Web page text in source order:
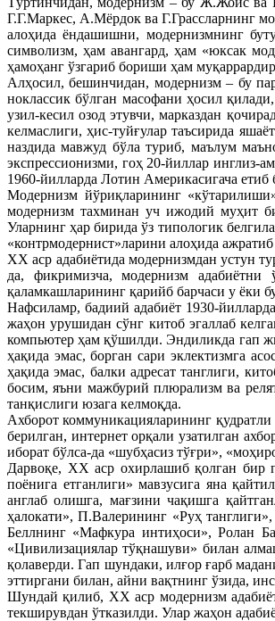
Г.Г.Маркес, А.Мёрдок ва Г.Грассларнинг
алоҳида ёндашишни, модернизмнинг
символизм, ҳам авангард, ҳам «юксак
ҳамоҳанг ўзгариб бориши ҳам
Алҳосил, бешинчидан, модернизм – бу
ноклассик бўлган масофани ҳосил
узил-кесил озод этувчи, марказдан
келмаслиги, ҳис-туйғулар таъсирида
наздида мавжуд бўла туриб, маълум
экспрессионизми, гоҳ 20-йиллар инглиз-
1960-йилларда Лотин Америкасигача
Модернизм йўриқларининг
модернизм тахминан уч ижодий муҳит
Уларнинг ҳар бирида ўз типологик
«контрмодернист»ларини алоҳида
XX аср адабиётида модернизмдан устун
да, фикримизча, модернизм
қаламкашларининг қарийб барчаси у ёки
Нафсиламр, бадиий адабиёт 1930-
жаҳон урушидан сўнг китоб эгаллаб
компьютер ҳам қўшилди. Эндиликда гап
ҳақида эмас, борган сари эклектизмга
ҳақида эмас, балки адресат танглиги,
босим, яъни мажбурий плюрализм ва
танқислиги юзага келмоқда.
Ахборот коммуникацияларининг қудратли
берилган, интернет орқали узатилган
иборат бўлса-да «шубҳасиз тўғри»,
Дарвоқе, XX аср охирлашиб қолган бир
поёнига етганлиги» мавзусига яна
англаб олишга, мағзини чақишга
ҳалокати», П.Валерининг «Руҳ
Беллнинг «Мафкура интиҳоси», Ролан
«Цивилизациялар тўқнашуви» билан
қолаверди. Гап шундаки, илғор ғарб
эттиргани билан, айни вақтнинг ўзида,
Шундай қилиб, XX аср модернизм
текширувдан ўтказилди. Улар жаҳон